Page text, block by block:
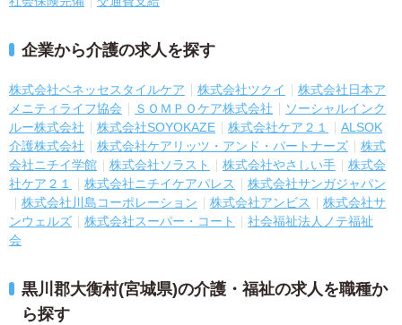
企業から介護の求人を探す
株式会社ベネッセスタイルケア 株式会社ツクイ
株式会社日本ア
メニティライフ協会
ＳＯＭＰＯケア株式会社
ソーシャルインク
ルー株式会社
株式会社SOYOKAZE 株式会社ケア２１
ALSOK
介護株式会社
株式会社ケアリッツ・アンド・パートナーズ
株式
会社ニチイ学館
株式会社ソラスト 株式会社やさしい手
株式会
社ケア２１
株式会社ニチイケアパレス
株式会社サンガジャパン
株式会社川島コーポレーション
株式会社アンビス
株式会社サ
ンウェルズ
株式会社スーパー・コート
社会福祉法人ノテ福祉
会
黒川郡大衡村(宮城県)の介護・福祉の求人を職種か
ら探す